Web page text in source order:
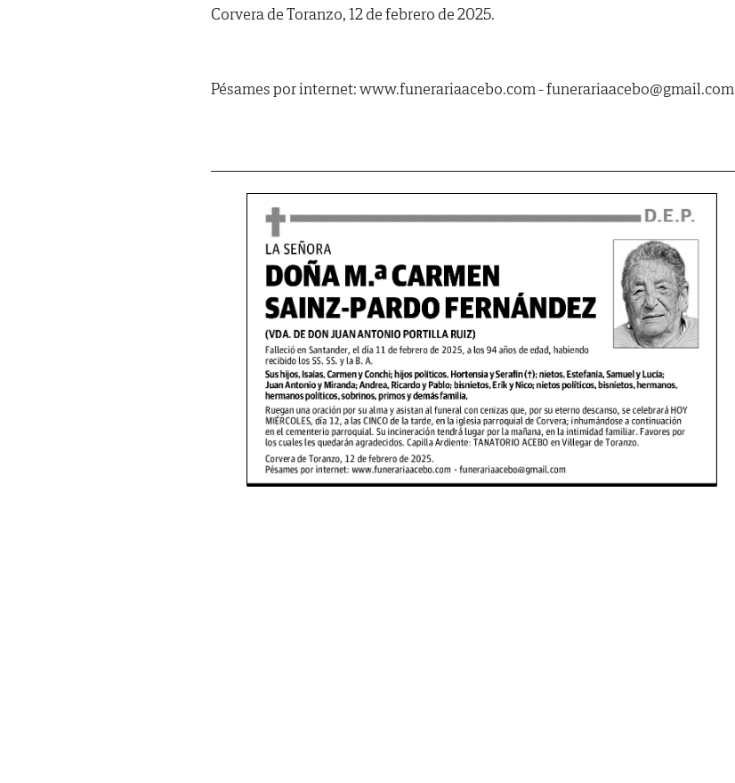
Corvera de Toranzo, 12 de febrero de 2025.
Pésames por internet: www.funerariaacebo.com - funerariaacebo@gmail.com